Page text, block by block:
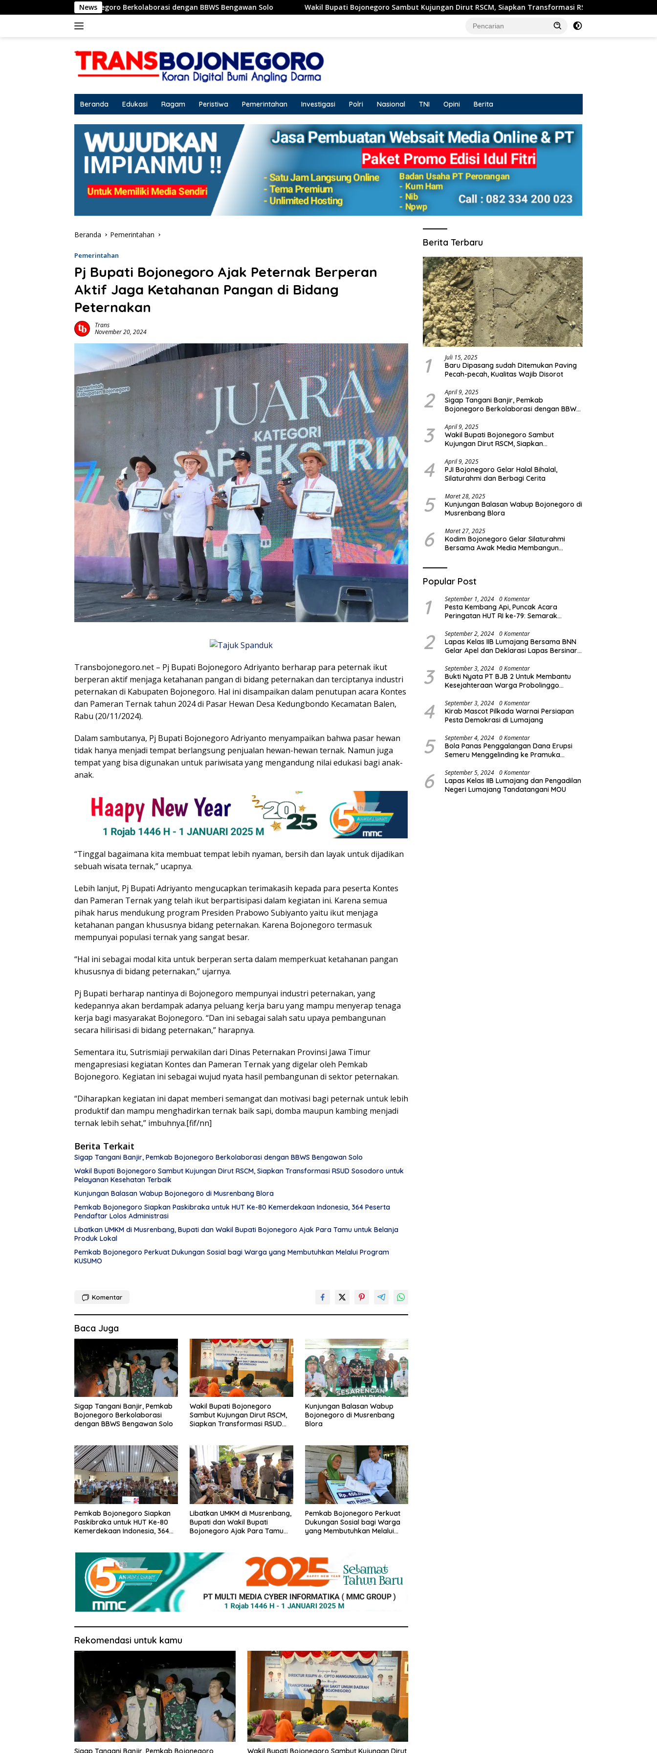
ke
News
Berkolaborasi dengan BBWS Bengawan Solo Wakil Bupati Bojonegoro Sambut Kujungan Dirut RSCM, Siapkan Transformasi RSUD Sosodoro untuk Pelayanan Kesehatan
Beranda Edukasi Ragam Peristiwa Pemerintahan Investigasi Polri Nasional TNI Opini Berita
Beranda Pemerintahan
Pemerintahan
Pj Bupati Bojonegoro Ajak Peternak Berperan
Aktif Jaga Ketahanan Pangan di Bidang
Peternakan
Trans
November 20, 2024
Transbojonegoro.net – Pj Bupati Bojonegoro Adriyanto berharap para peternak ikut
berperan aktif menjaga ketahanan pangan di bidang peternakan dan terciptanya industri
peternakan di Kabupaten Bojonegoro. Hal ini disampaikan dalam penutupan acara Kontes
dan Pameran Ternak tahun 2024 di Pasar Hewan Desa Kedungbondo Kecamatan Balen,
Rabu (20/11/2024).
Dalam sambutanya, Pj Bupati Bojonegoro Adriyanto menyampaikan bahwa pasar hewan
tidak hanya menjadi tempat berlangsung penjualan hewan-hewan ternak. Namun juga
tempat yang bisa digunakan untuk pariwisata yang mengandung nilai edukasi bagi anak-
anak.
“Tinggal bagaimana kita membuat tempat lebih nyaman, bersih dan layak untuk dijadikan
sebuah wisata ternak,” ucapnya.
Lebih lanjut, Pj Bupati Adriyanto mengucapkan terimakasih kepada para peserta Kontes
dan Pameran Ternak yang telah ikut berpartisipasi dalam kegiatan ini. Karena semua
pihak harus mendukung program Presiden Prabowo Subiyanto yaitu ikut menjaga
ketahanan pangan khususnya bidang peternakan. Karena Bojonegoro termasuk
mempunyai populasi ternak yang sangat besar.
“Hal ini sebagai modal kita untuk berperan serta dalam memperkuat ketahanan pangan
khususnya di bidang peternakan,” ujarnya.
Pj Bupati berharap nantinya di Bojonegoro mempunyai industri peternakan, yang
kedepannya akan berdampak adanya peluang kerja baru yang mampu menyerap tenaga
kerja bagi masyarakat Bojonegoro. “Dan ini sebagai salah satu upaya pembangunan
secara hilirisasi di bidang peternakan,” harapnya.
Sementara itu, Sutrismiaji perwakilan dari Dinas Peternakan Provinsi Jawa Timur
mengapresiasi kegiatan Kontes dan Pameran Ternak yang digelar oleh Pemkab
Bojonegoro. Kegiatan ini sebagai wujud nyata hasil pembangunan di sektor peternakan.
“Diharapkan kegiatan ini dapat memberi semangat dan motivasi bagi peternak untuk lebih
produktif dan mampu menghadirkan ternak baik sapi, domba maupun kambing menjadi
ternak lebih sehat,” imbuhnya.[fif/nn]
Berita Terkait
Sigap Tangani Banjir, Pemkab Bojonegoro Berkolaborasi dengan BBWS Bengawan Solo
Wakil Bupati Bojonegoro Sambut Kujungan Dirut RSCM, Siapkan Transformasi RSUD Sosodoro untuk
Pelayanan Kesehatan Terbaik
Kunjungan Balasan Wabup Bojonegoro di Musrenbang Blora
Pemkab Bojonegoro Siapkan Paskibraka untuk HUT Ke-80 Kemerdekaan Indonesia, 364 Peserta
Pendaftar Lolos Administrasi
Libatkan UMKM di Musrenbang, Bupati dan Wakil Bupati Bojonegoro Ajak Para Tamu untuk Belanja
Produk Lokal
Pemkab Bojonegoro Perkuat Dukungan Sosial bagi Warga yang Membutuhkan Melalui Program
KUSUMO
Komentar
Baca Juga
Sigap Tangani Banjir, Pemkab
Bojonegoro Berkolaborasi
dengan BBWS Bengawan Solo
Wakil Bupati Bojonegoro
Sambut Kujungan Dirut RSCM,
Siapkan Transformasi RSUD
Kunjungan Balasan Wabup
Bojonegoro di Musrenbang
Blora
Pemkab Bojonegoro Siapkan
Paskibraka untuk HUT Ke-80
Kemerdekaan Indonesia, 364
Libatkan UMKM di Musrenbang,
Bupati dan Wakil Bupati
Bojonegoro Ajak Para Tamu
Pemkab Bojonegoro Perkuat
Dukungan Sosial bagi Warga
yang Membutuhkan Melalui
Rekomendasi untuk kamu
Sigap Tangani Banjir, Pemkab Bojonegoro Wakil Bupati Bojonegoro Sambut Kujungan Dirut
Berita Terbaru
1 Juli 15, 2025
Baru Dipasang sudah Ditemukan Paving
Pecah-pecah, Kualitas Wajib Disorot
2 April 9, 2025
Sigap Tangani Banjir, Pemkab
Bojonegoro Berkolaborasi dengan BBWS
3 April 9, 2025
Wakil Bupati Bojonegoro Sambut
Kujungan Dirut RSCM, Siapkan
Pelayanan Kesehatan Terbaik
4 April 9, 2025
PJI Bojonegoro Gelar Halal Bihalal,
Silaturahmi dan Berbagi Cerita
5 Maret 28, 2025
Kunjungan Balasan Wabup Bojonegoro di
Musrenbang Blora
6 Maret 27, 2025
Kodim Bojonegoro Gelar Silaturahmi
Bersama Awak Media Membangun
Popular Post
1 September 1, 2024 0 Komentar
Pesta Kembang Api, Puncak Acara
Peringatan HUT RI ke-79: Semarak
2 September 2, 2024 0 Komentar
Lapas Kelas IIB Lumajang Bersama BNN
Gelar Apel dan Deklarasi Lapas Bersinar
3 September 3, 2024 0 Komentar
Bukti Nyata PT BJB 2 Untuk Membantu
Kesejahteraan Warga Probolinggo
4 September 3, 2024 0 Komentar
Kirab Mascot Pilkada Warnai Persiapan
Pesta Demokrasi di Lumajang
5 September 4, 2024 0 Komentar
Bola Panas Penggalangan Dana Erupsi
Semeru Menggelinding ke Pramuka
6 September 5, 2024 0 Komentar
Lapas Kelas IIB Lumajang dan Pengadilan
Negeri Lumajang Tandatangani MOU